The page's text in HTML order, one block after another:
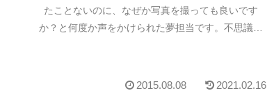
たことないのに、なぜか写真を撮っても良いです
か？と何度か声をかけられた夢担当です。不思議。
2015.08.08 2021.02.16